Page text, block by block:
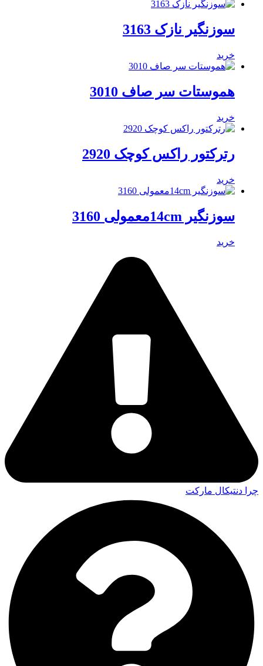
سوزنگیر نازک 3163
خرید
هموستات سر صاف 3010
خرید
رترکتور راکس کوچک 2920
خرید
سوزنگیر 14cmمعمولی 3160
خرید
چرا دنتیکال مارکت